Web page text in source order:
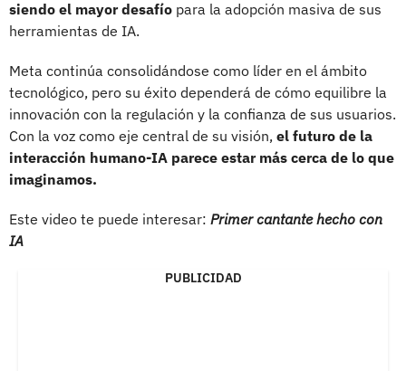
siendo el mayor desafío para la adopción masiva de sus
herramientas de IA.
Meta continúa consolidándose como líder en el ámbito
tecnológico, pero su éxito dependerá de cómo equilibre la
innovación con la regulación y la confianza de sus usuarios.
Con la voz como eje central de su visión, el futuro de la
interacción humano-IA parece estar más cerca de lo que
imaginamos.
Este video te puede interesar: Primer cantante hecho con
IA
PUBLICIDAD